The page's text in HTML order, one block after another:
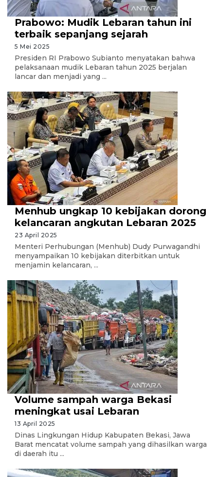
Prabowo: Mudik Lebaran tahun ini
terbaik sepanjang sejarah
5 Mei 2025
Presiden RI Prabowo Subianto menyatakan bahwa
pelaksanaan mudik Lebaran tahun 2025 berjalan
lancar dan menjadi yang ...
Menhub ungkap 10 kebijakan dorong
kelancaran angkutan Lebaran 2025
23 April 2025
Menteri Perhubungan (Menhub) Dudy Purwagandhi
menyampaikan 10 kebijakan diterbitkan untuk
menjamin kelancaran, ...
Volume sampah warga Bekasi
meningkat usai Lebaran
13 April 2025
Dinas Lingkungan Hidup Kabupaten Bekasi, Jawa
Barat mencatat volume sampah yang dihasilkan warga
di daerah itu ...